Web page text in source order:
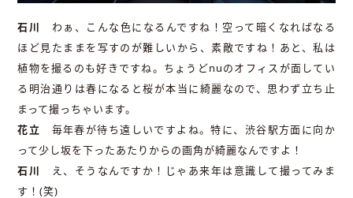
石川
わぁ、こんな色になるんですね！空って暗くなればなる
ほど見たままを写すのが難しいから、素敵ですね！あと、私は
植物を撮るのも好きですね。ちょうどnuのオフィスが面してい
る明治通りは春になると桜が本当に綺麗なので、思わず立ち止
まって撮っちゃいます。
花立
毎年春が待ち遠しいですよね。特に、渋谷駅方面に向か
って少し坂を下ったあたりからの画角が綺麗なんですよ！
石川
え、そうなんですか！じゃあ来年は意識して撮ってみま
す！(笑)